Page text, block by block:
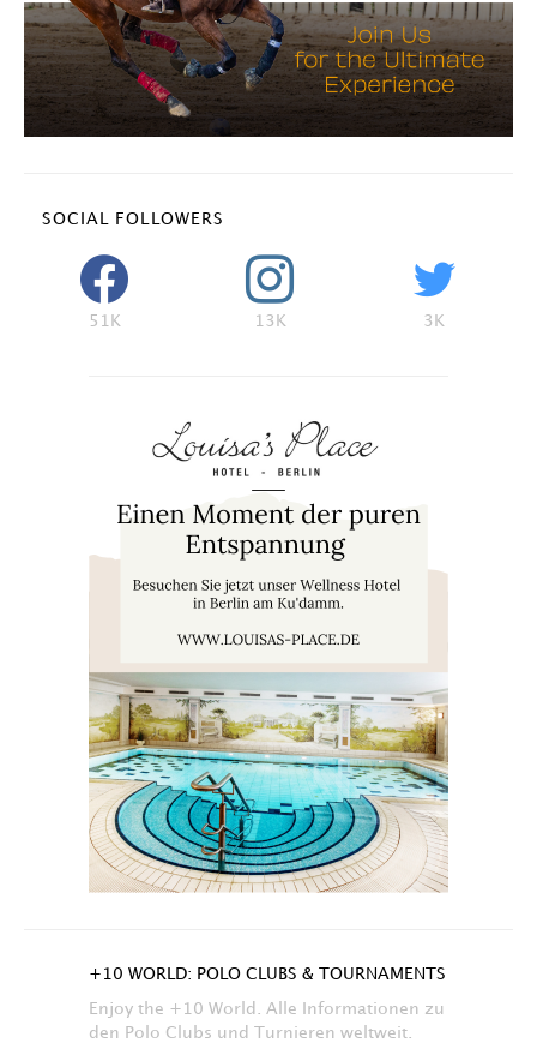
SOCIAL FOLLOWERS
51K 13K 3K
+10 WORLD: POLO CLUBS & TOURNAMENTS
Enjoy the +10 World. Alle Informationen zu
den Polo Clubs und Turnieren weltweit.